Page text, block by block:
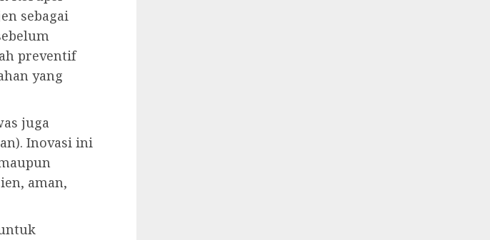
sebagai
preventif
yang
juga
Inovasi ini
aman,